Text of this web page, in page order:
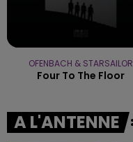
OFENBACH & STARSAILOR
Four To The Floor
A L'ANTENNE